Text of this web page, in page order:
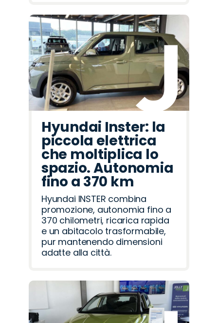
Hyundai Inster: la
piccola elettrica
che moltiplica lo
spazio. Autonomia
fino a 370 km
Hyundai INSTER combina
promozione, autonomia fino a
370 chilometri, ricarica rapida
e un abitacolo trasformabile,
pur mantenendo dimensioni
adatte alla città.